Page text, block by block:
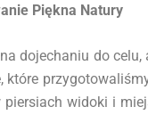
Piękna Natury
dojechaniu do
które
piersiach widoki i